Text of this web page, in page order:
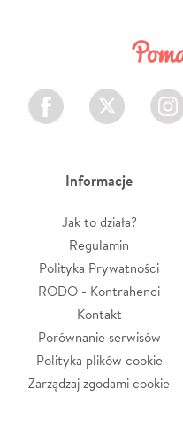
Facebook Twitter
Informacje
Jak to działa?
Regulamin
Polityka Prywatności
RODO - Kontrahenci
Kontakt
Porównanie serwisów
Polityka plików cookie
Zarządzaj zgodami cookie